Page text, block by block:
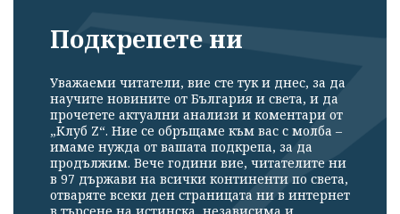
Подкрепете ни
Уважаеми читатели, вие сте тук и днес, за да
научите новините от България и света, и да
прочетете актуални анализи и коментари от
„Клуб Z“. Ние се обръщаме към вас с молба –
имаме нужда от вашата подкрепа, за да
продължим. Вече години вие, читателите ни
в 97 държави на всички континенти по света,
отваряте всеки ден страницата ни в интернет